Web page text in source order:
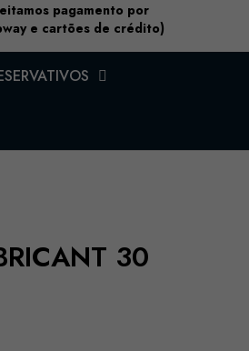
pagamento por
e cartões de crédito)
30